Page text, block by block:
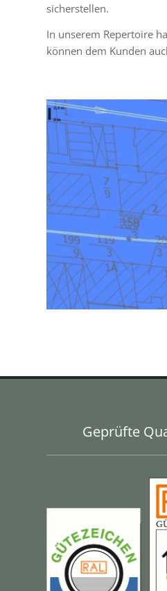
sicher­stel­len.
In unse­rem Repertoire
können dem Kunden
Geprüfte